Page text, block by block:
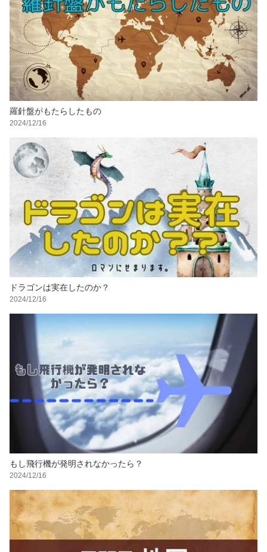
羅針盤がもたらしたもの
2024/12/16
ドラゴンは実在したのか？
2024/12/16
もし飛行機が発明されなかったら？
2024/12/16